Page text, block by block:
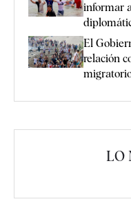
informar
El
relación
LO